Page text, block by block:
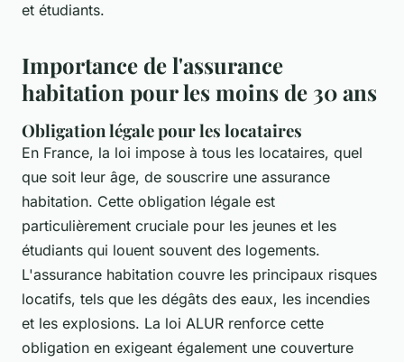
et étudiants.
Importance de l'assurance
habitation pour les moins de 30 ans
Obligation légale pour les locataires
En France, la loi impose à tous les locataires, quel
que soit leur âge, de souscrire une assurance
habitation. Cette obligation légale est
particulièrement cruciale pour les jeunes et les
étudiants qui louent souvent des logements.
L'assurance habitation couvre les principaux risques
locatifs, tels que les dégâts des eaux, les incendies
et les explosions. La loi ALUR renforce cette
obligation en exigeant également une couverture